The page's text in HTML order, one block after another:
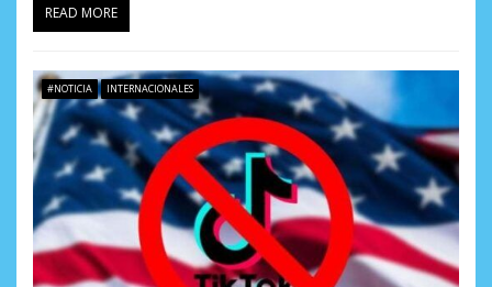
READ MORE
#NOTICIA INTERNACIONALES